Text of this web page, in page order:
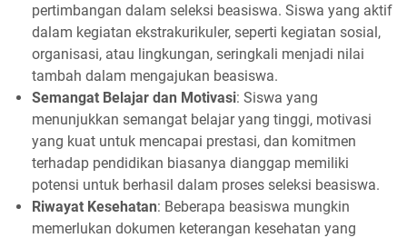
pertimbangan dalam seleksi beasiswa. Siswa yang aktif
dalam kegiatan ekstrakurikuler, seperti kegiatan sosial,
organisasi, atau lingkungan, seringkali menjadi nilai
tambah dalam mengajukan beasiswa.
Semangat Belajar dan Motivasi: Siswa yang
menunjukkan semangat belajar yang tinggi, motivasi
yang kuat untuk mencapai prestasi, dan komitmen
terhadap pendidikan biasanya dianggap memiliki
potensi untuk berhasil dalam proses seleksi beasiswa.
Riwayat Kesehatan: Beberapa beasiswa mungkin
memerlukan dokumen keterangan kesehatan yang